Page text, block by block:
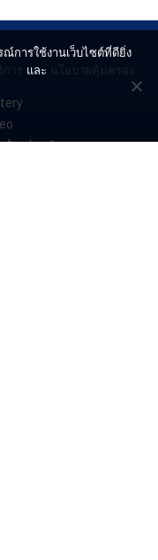
วยช่วยกัน
การใช้งานเว็บไซต์ที่ดียิ่ง
การ และ นโยบายคุ้มครอง